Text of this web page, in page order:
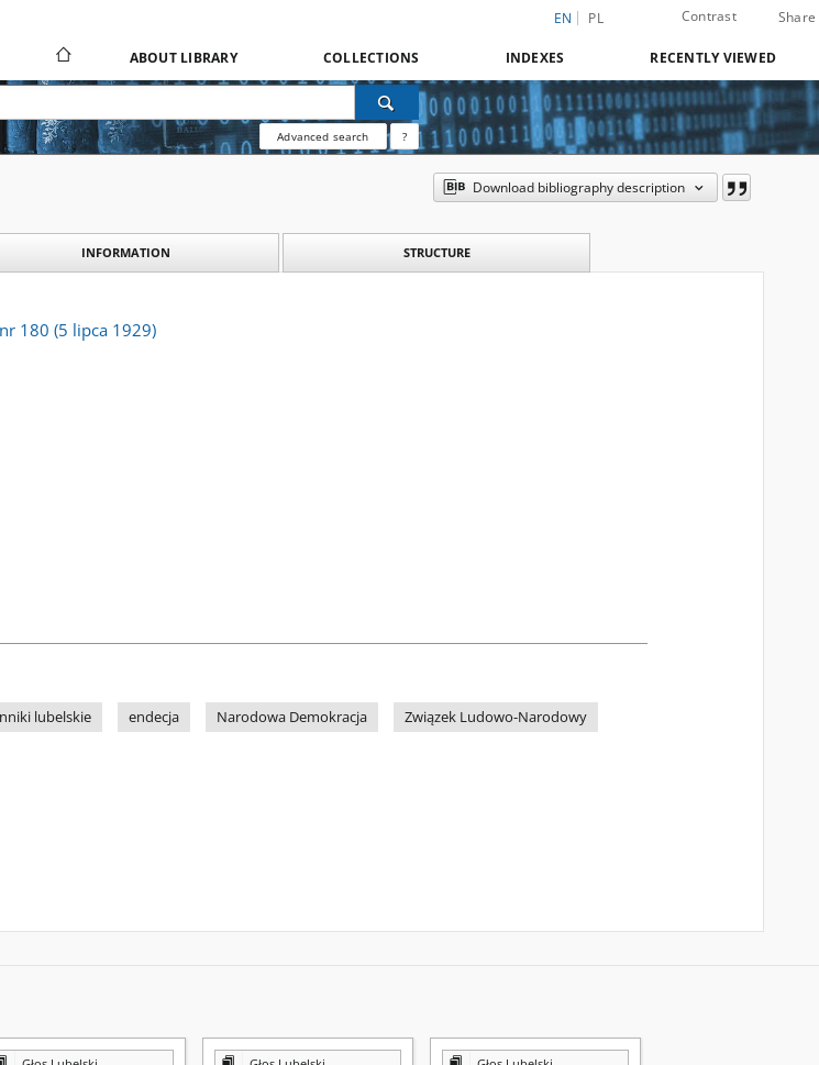
EN PL Contrast Share
ABOUT LIBRARY COLLECTIONS INDEXES RECENTLY VIEWED
Advanced search ?
Download bibliography description
INFORMATION STRUCTURE
180 (5 lipca 1929)
lubelskie endecja Narodowa Demokracja Związek Ludowo-Narodowy